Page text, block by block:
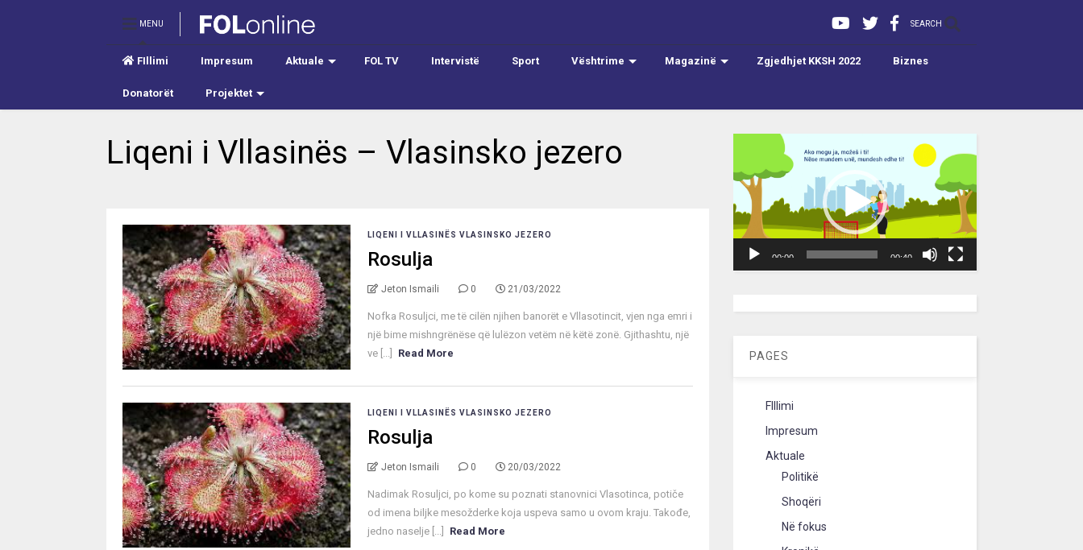
MENU SEARCH
FIllimi Impresum Aktuale FOL TV Intervistë Sport Vështrime Magazinë Zgjedhjet KKSH 2022 Biznes
Donatorët Projektet
Liqeni i Vllasinës – Vlasinsko jezero
LIQENI I VLLASINËS VLASINSKO JEZERO
Rosulja
Jeton Ismaili 0 21/03/2022
Nofka Rosuljci, me të cilën njihen banorët e Vllasotincit, vjen nga emri i
një bime mishngrënëse që lulëzon vetëm në këtë zonë. Gjithashtu, një
ve [...]
Read More
LIQENI I VLLASINËS VLASINSKO JEZERO
Rosulja
Jeton Ismaili 0 20/03/2022
Nadimak Rosuljci, po kome su poznati stanovnici Vlasotinca, potiče
od imena biljke mesožderke koja uspeva samo u ovom kraju. Takođe,
jedno naselje [...]
Read More
00:00 00:40
PAGES
FIllimi
Impresum
Aktuale
Politikë
Shoqëri
Në fokus